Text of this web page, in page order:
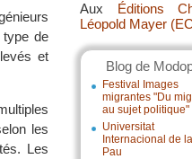
Aux Éditions
Léopold Mayer
Blog de
Festival Images
migrantes "Du
au sujet politique"
Universitat
Internacional de la
Pau
de
et
les
Les